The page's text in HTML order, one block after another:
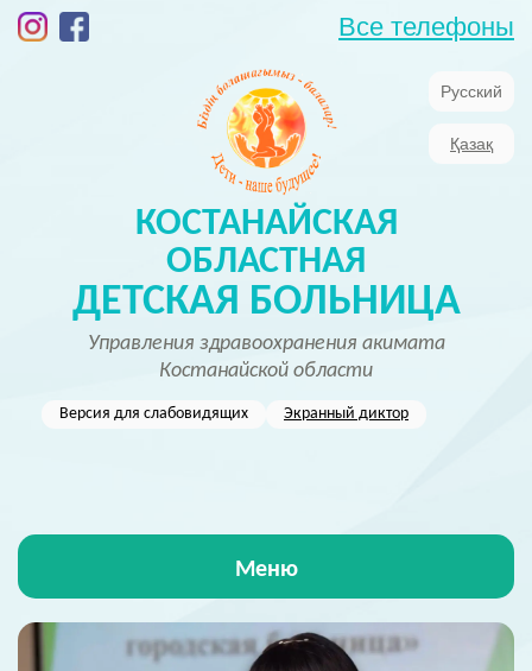
КОСТАНАЙСКАЯ
ОБЛАСТНАЯ
ДЕТСКАЯ БОЛЬНИЦА
Управления здравоохранения акимата
Костанайской области
Версия для слабовидящих Экранный диктор
Русский
Қазақ
Все телефоны
Меню
Главная